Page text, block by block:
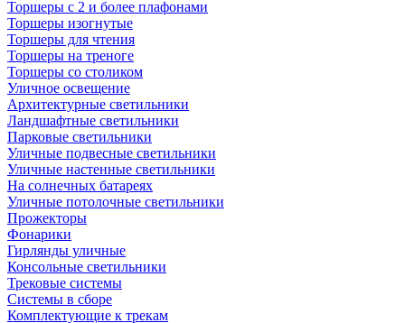
Торшеры с 2 и более плафонами
Торшеры изогнутые
Торшеры для чтения
Торшеры на треноге
Торшеры со столиком
Уличное освещение
Архитектурные светильники
Ландшафтные светильники
Парковые светильники
Уличные подвесные светильники
Уличные настенные светильники
На солнечных батареях
Уличные потолочные светильники
Прожекторы
Фонарики
Гирлянды уличные
Консольные светильники
Трековые системы
Системы в сборе
Комплектующие к трекам